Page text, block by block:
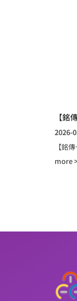
【銘
2026-
【銘
more